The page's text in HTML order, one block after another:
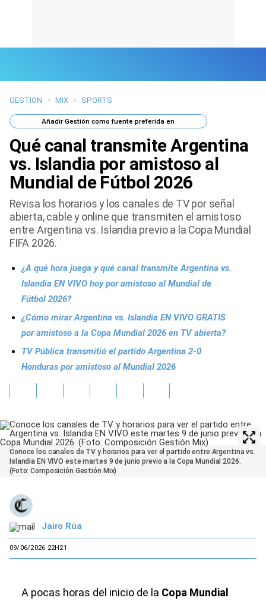
Últimas Noticias
Mi Bolsillo
Respuestas
Gente
Vida Laboral
Tendencias Mix
Sports
GESTION > MIX > SPORTS
AñadirGestión como fuente preferida en
Qué canal transmite Argentina
vs. Islandia por amistoso al
Mundial de Fútbol 2026
Revisa los horarios y los canales de TV por señal
abierta, cable y online que transmiten el amistoso
entre Argentina vs. Islandia previo a la Copa Mundial
FIFA 2026.
¿A qué hora juega y qué canal transmite Argentina vs.
Islandia EN VIVO hoy por amistoso al Mundial de
Fútbol 2026?
¿Cómo mirar Argentina vs. Islandia EN VIVO GRATIS
por amistoso a la Copa Mundial 2026 en TV abierta?
TV Pública transmitió el partido Argentina 2-0
Honduras por amistoso al Mundial 2026
Conoce los canales de TV y horarios para ver el partido entre Argentina vs.
Islandia EN VIVO este martes 9 de junio previo a la Copa Mundial 2026.
(Foto: Composición Gestión Mix)
Jairo Rúa
09/06/2026 22H21
A pocas horas del inicio de la Copa Mundial